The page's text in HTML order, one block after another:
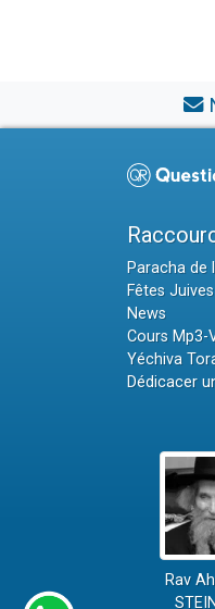
Paracha de
Fêtes Juives
News
Cours Mp3-
Yéchiva
Dédicacer
Rav